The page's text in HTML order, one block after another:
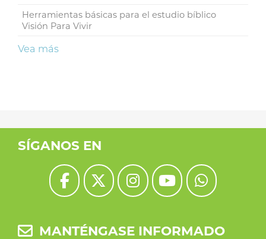
Herramientas básicas para el estudio bíblico
Visión Para Vivir
Vea más
SÍGANOS EN
MANTÉNGASE INFORMADO